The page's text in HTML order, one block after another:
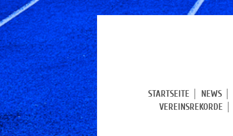
STARTSEITE NEWS
VEREINSREKORDE